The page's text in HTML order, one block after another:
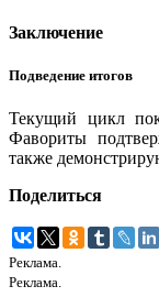
Заключение
Подведение итогов
Текущий цикл
Фавориты
также
Поделиться
Реклама.
Реклама.